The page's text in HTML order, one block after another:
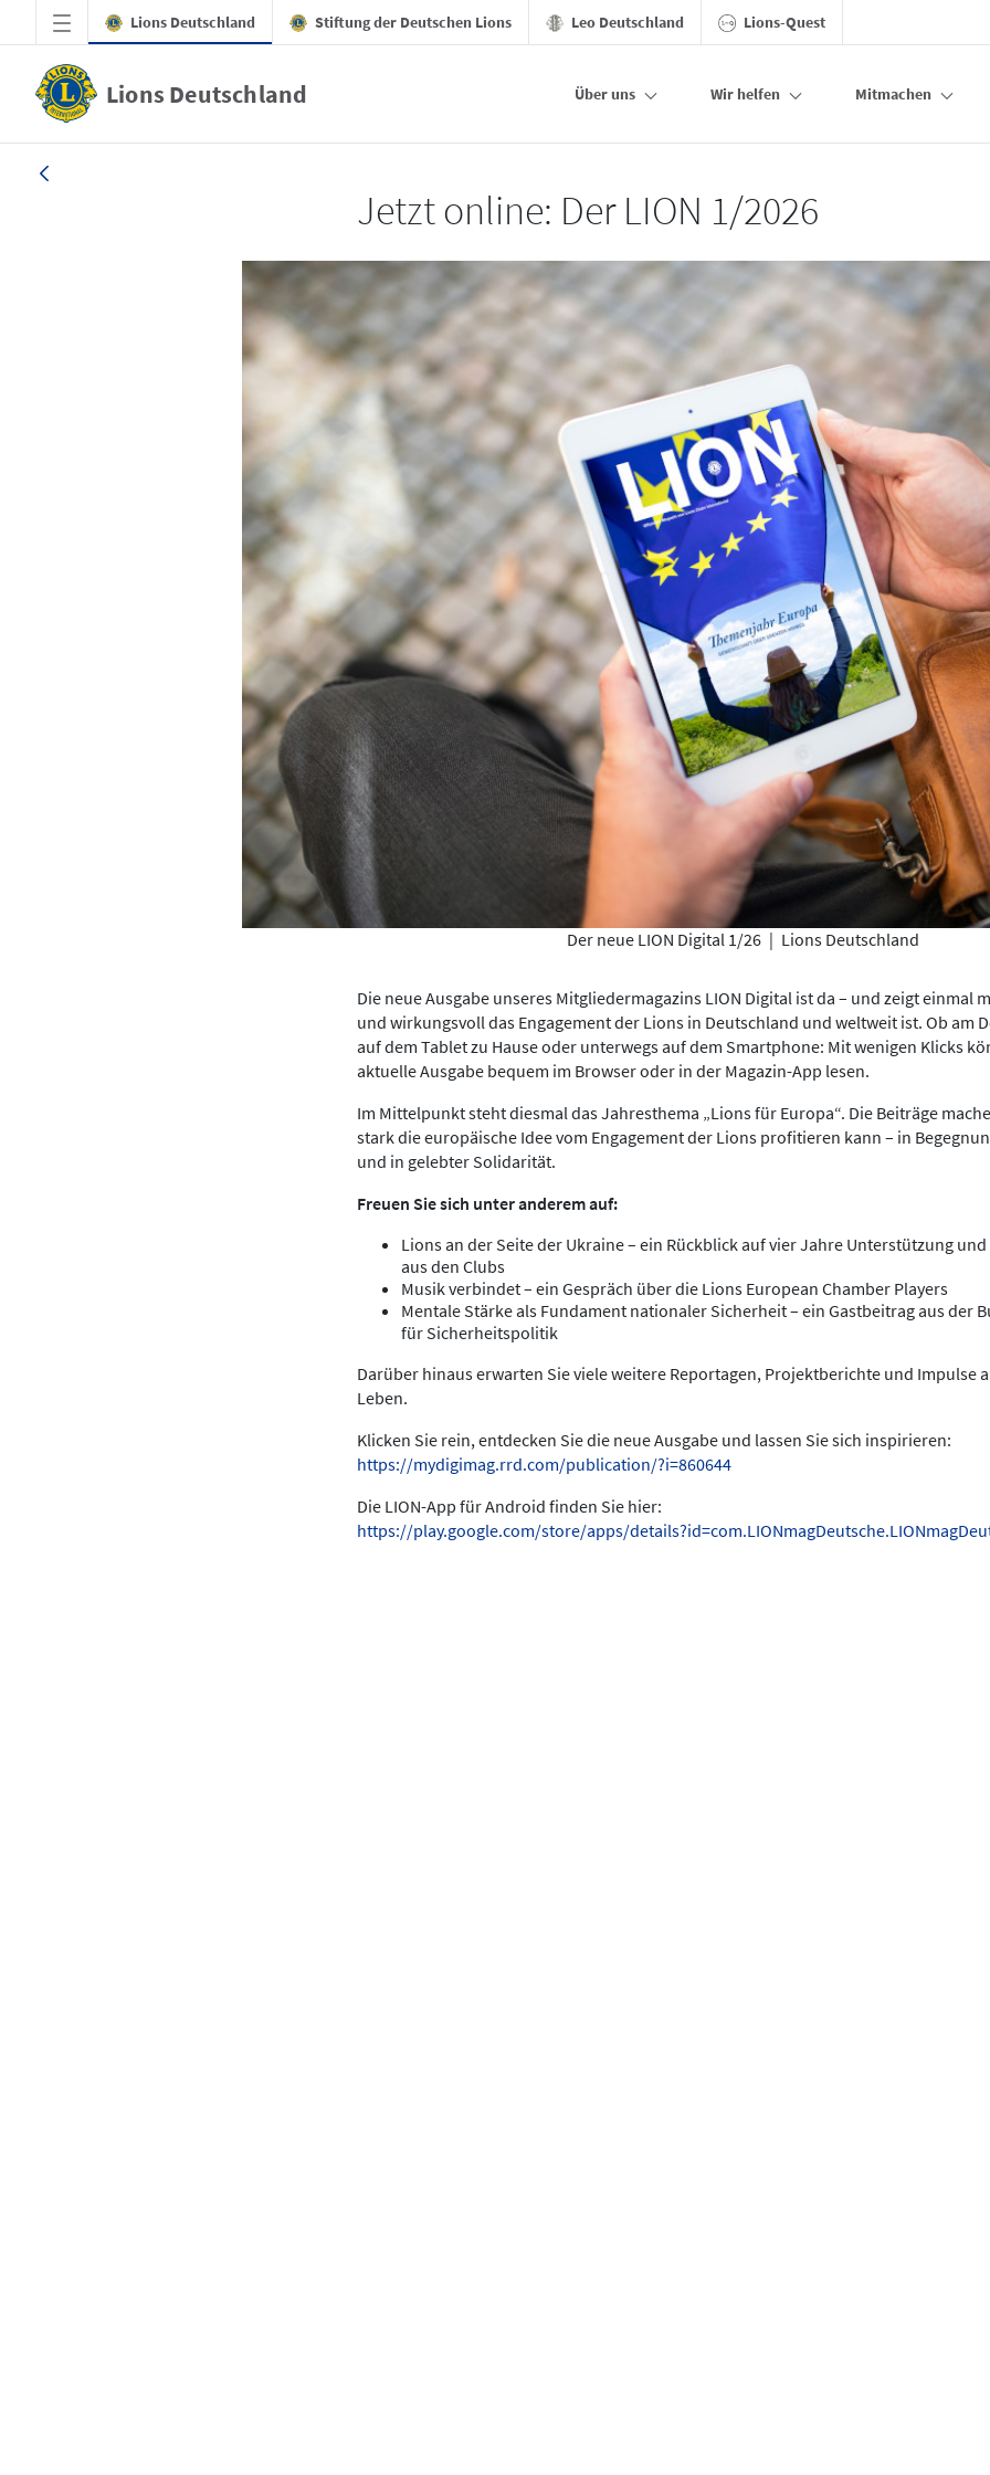
Zum Hauptinhalt springen
Lions Deutschland Stiftung der Deutschen Lions Leo Deutschland Lions-Quest
Lions Deutschland Über uns Wir helfen Mitmachen
Jetzt online: Der LION 1/2026
Der neue LION Digital 1/26 | Lions Deutschland
Die neue Ausgabe unseres Mitgliedermagazins LION Digital ist da – und zeigt einmal
und wirkungsvoll das Engagement der Lions in Deutschland und weltweit ist. Ob am
auf dem Tablet zu Hause oder unterwegs auf dem Smartphone: Mit wenigen Klicks
aktuelle Ausgabe bequem im Browser oder in der Magazin-App lesen.
Im Mittelpunkt steht diesmal das Jahresthema „Lions für Europa“. Die Beiträge
stark die europäische Idee vom Engagement der Lions profitieren kann – in
und in gelebter Solidarität.
Freuen Sie sich unter anderem auf:
Lions an der Seite der Ukraine – ein Rückblick auf vier Jahre Unterstützung
aus den Clubs
Musik verbindet – ein Gespräch über die Lions European Chamber Players
Mentale Stärke als Fundament nationaler Sicherheit – ein Gastbeitrag aus der
für Sicherheitspolitik
Darüber hinaus erwarten Sie viele weitere Reportagen, Projektberichte und Impulse
Leben.
Klicken Sie rein, entdecken Sie die neue Ausgabe und lassen Sie sich inspirieren:
https://mydigimag.rrd.com/publication/?i=860644
Die LION-App für Android finden Sie hier:
https://play.google.com/store/apps/